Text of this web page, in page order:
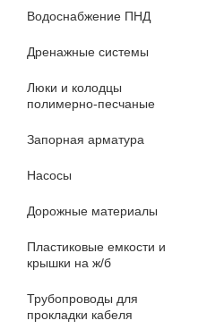
Водоснабжение ПНД
Дренажные системы
Люки и колодцы
полимерно-песчаные
Запорная арматура
Насосы
Дорожные материалы
Пластиковые емкости и
крышки на ж/б
Трубопроводы для
прокладки кабеля